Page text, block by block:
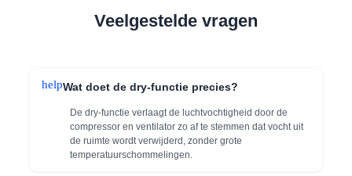
Veelgestelde vragen
helpWat doet de dry-functie precies?
De dry-functie verlaagt de luchtvochtigheid door de
compressor en ventilator zo af te stemmen dat vocht uit
de ruimte wordt verwijderd, zonder grote
temperatuurschommelingen.